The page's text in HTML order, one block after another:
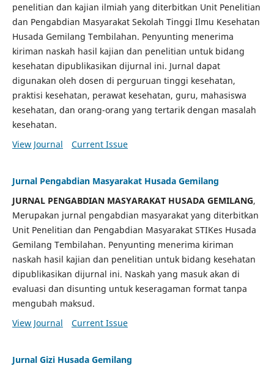
penelitian dan kajian ilmiah yang diterbitkan Unit Penelitian
dan Pengabdian Masyarakat Sekolah Tinggi Ilmu Kesehatan
Husada Gemilang Tembilahan. Penyunting menerima
kiriman naskah hasil kajian dan penelitian untuk bidang
kesehatan dipublikasikan dijurnal ini. Jurnal dapat
digunakan oleh dosen di perguruan tinggi kesehatan,
praktisi kesehatan, perawat kesehatan, guru, mahasiswa
kesehatan, dan orang-orang yang tertarik dengan masalah
kesehatan.
View Journal
Current Issue
Jurnal Pengabdian Masyarakat Husada Gemilang
JURNAL PENGABDIAN MASYARAKAT HUSADA GEMILANG,
Merupakan jurnal pengabdian masyarakat yang diterbitkan
Unit Penelitian dan Pengabdian Masyarakat STIKes Husada
Gemilang Tembilahan. Penyunting menerima kiriman
naskah hasil kajian dan penelitian untuk bidang kesehatan
dipublikasikan dijurnal ini. Naskah yang masuk akan di
evaluasi dan disunting untuk keseragaman format tanpa
mengubah maksud.
View Journal
Current Issue
Jurnal Gizi Husada Gemilang